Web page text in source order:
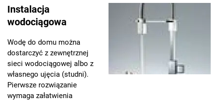
Instalacja
wodociągowa
Wodę do domu można
dostarczyć z zewnętrznej
sieci wodociągowej albo z
własnego ujęcia (studni).
Pierwsze rozwiązanie
wymaga załatwienia